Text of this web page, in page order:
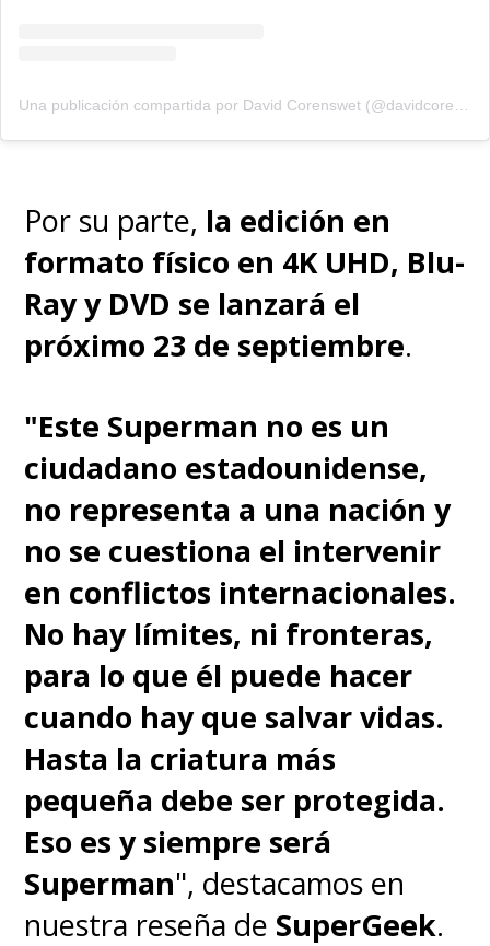
Por su parte, la edición en
formato físico en 4K UHD, Blu-
Ray y DVD se lanzará el
próximo 23 de septiembre.
"Este Superman no es un
ciudadano estadounidense,
no representa a una nación y
no se cuestiona el intervenir
en conflictos internacionales.
No hay límites, ni fronteras,
para lo que él puede hacer
cuando hay que salvar vidas.
Hasta la criatura más
pequeña debe ser protegida.
Eso es y siempre será
Superman", destacamos en
nuestra reseña de SuperGeek.